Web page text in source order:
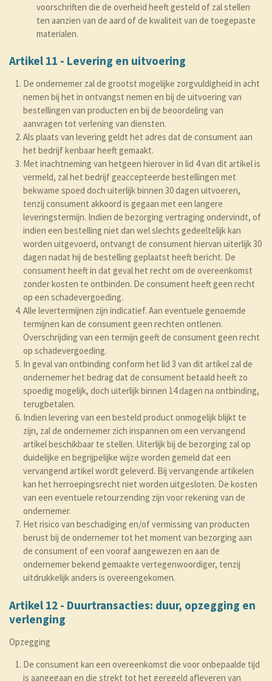
voorschriften die de overheid heeft gesteld of zal stellen
ten aanzien van de aard of de kwaliteit van de toegepaste
materialen.
Artikel 11 - Levering en uitvoering
De ondernemer zal de grootst mogelijke zorgvuldigheid in acht
nemen bij het in ontvangst nemen en bij de uitvoering van
bestellingen van producten en bij de beoordeling van
aanvragen tot verlening van diensten.
Als plaats van levering geldt het adres dat de consument aan
het bedrijf kenbaar heeft gemaakt.
Met inachtneming van hetgeen hierover in lid 4 van dit artikel is
vermeld, zal het bedrijf geaccepteerde bestellingen met
bekwame spoed doch uiterlijk binnen 30 dagen uitvoeren,
tenzij consument akkoord is gegaan met een langere
leveringstermijn. Indien de bezorging vertraging ondervindt, of
indien een bestelling niet dan wel slechts gedeeltelijk kan
worden uitgevoerd, ontvangt de consument hiervan uiterlijk 30
dagen nadat hij de bestelling geplaatst heeft bericht. De
consument heeft in dat geval het recht om de overeenkomst
zonder kosten te ontbinden. De consument heeft geen recht
op een schadevergoeding.
Alle levertermijnen zijn indicatief. Aan eventuele genoemde
termijnen kan de consument geen rechten ontlenen.
Overschrijding van een termijn geeft de consument geen recht
op schadevergoeding.
In geval van ontbinding conform het lid 3 van dit artikel zal de
ondernemer het bedrag dat de consument betaald heeft zo
spoedig mogelijk, doch uiterlijk binnen 14 dagen na ontbinding,
terugbetalen.
Indien levering van een besteld product onmogelijk blijkt te
zijn, zal de ondernemer zich inspannen om een vervangend
artikel beschikbaar te stellen. Uiterlijk bij de bezorging zal op
duidelijke en begrijpelijke wijze worden gemeld dat een
vervangend artikel wordt geleverd. Bij vervangende artikelen
kan het herroepingsrecht niet worden uitgesloten. De kosten
van een eventuele retourzending zijn voor rekening van de
ondernemer.
Het risico van beschadiging en/of vermissing van producten
berust bij de ondernemer tot het moment van bezorging aan
de consument of een vooraf aangewezen en aan de
ondernemer bekend gemaakte vertegenwoordiger, tenzij
uitdrukkelijk anders is overeengekomen.
Artikel 12 - Duurtransacties: duur, opzegging en
verlenging
Opzegging
De consument kan een overeenkomst die voor onbepaalde tijd
is aangegaan en die strekt tot het geregeld afleveren van